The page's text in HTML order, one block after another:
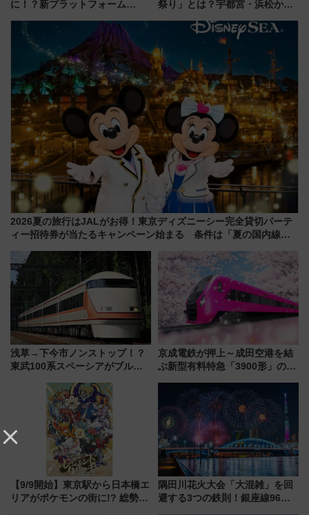
に！？新プラットフォーム
マホで簡単申請 物販や演奏会な
どに【JR東日本】
祭り」とは？宇都宮・浜松から
を食べ比べ【7月25日・26日開
催】
2026夏の旅行はJALがお得！東京ディズニーシー完全貸切パーテ
ィー招待券が当たるキャンペーン始まる 条件は「夏の国内線に2
浅草→下今市ノンストップ！？
東武100系スペーシアがブルー
ー当時の停車駅」を再現 運転
時刻や特急券の買い方を紹介
京成電鉄が押上～成田空港を結
ぶ新型有料特急「3900形」のコ
募集も実施
【9/9開始】東京駅から日本橋エ
リアがポケモンの街に!? 総勢
隅田川花火大会「大混雑」を回
避する3つの鉄則！銀座線96本